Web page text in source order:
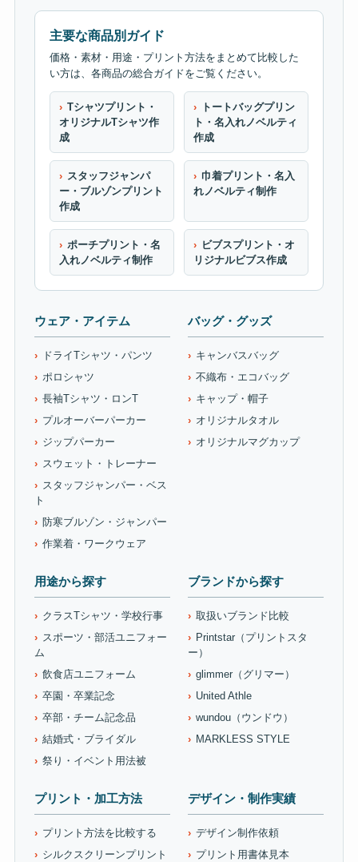
主要な商品別ガイド
価格・素材・用途・プリント方法をまとめて比較した
い方は、各商品の総合ガイドをご覧ください。
Tシャツプリント・
オリジナルTシャツ作
成
トートバッグプリン
ト・名入れノベルティ
作成
スタッフジャンパ
ー・ブルゾンプリント
作成
巾着プリント・名入
れノベルティ制作
ポーチプリント・名
入れノベルティ制作
ビブスプリント・オ
リジナルビブス作成
ウェア・アイテム
ドライTシャツ・パンツ
ポロシャツ
長袖Tシャツ・ロンT
プルオーバーパーカー
ジップパーカー
スウェット・トレーナー
スタッフジャンパー・ベス
ト
防寒ブルゾン・ジャンパー
作業着・ワークウェア
バッグ・グッズ
キャンバスバッグ
不織布・エコバッグ
キャップ・帽子
オリジナルタオル
オリジナルマグカップ
用途から探す
クラスTシャツ・学校行事
スポーツ・部活ユニフォー
ム
飲食店ユニフォーム
卒園・卒業記念
卒部・チーム記念品
結婚式・ブライダル
祭り・イベント用法被
ブランドから探す
取扱いブランド比較
Printstar（プリントスタ
ー）
glimmer（グリマー）
United Athle
wundou（ウンドウ）
MARKLESS STYLE
プリント・加工方法
プリント方法を比較する
シルクスクリーンプリント
デザイン・制作実績
デザイン制作依頼
プリント用書体見本